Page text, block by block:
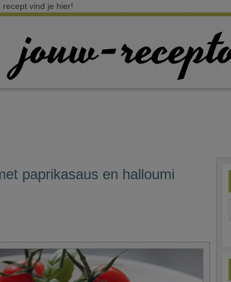
vind je hier!
paprikasaus en halloumi